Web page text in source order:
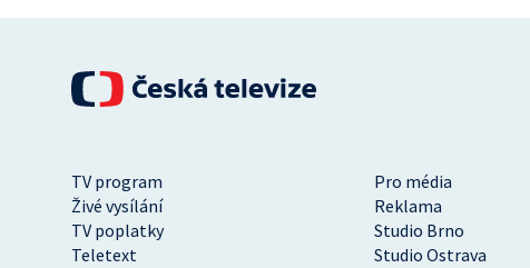
TV program
Pro média
Živé vysílání
Reklama
TV poplatky
Studio Brno
Teletext
Studio Ostrava